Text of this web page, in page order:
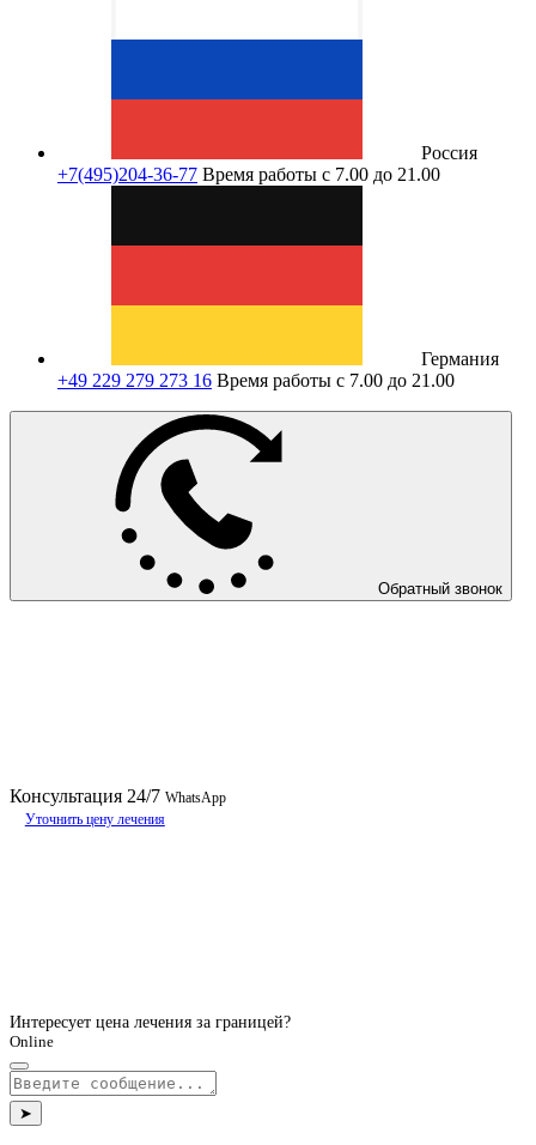
Россия
+7(495)204-36-77 Время работы с 7.00 до 21.00
Германия
+49 229 279 273 16 Время работы с 7.00 до 21.00
Обратный звонок
Консультация 24/7 WhatsApp
Уточнить цену лечения
Интересует цена лечения за границей?
Online
➤